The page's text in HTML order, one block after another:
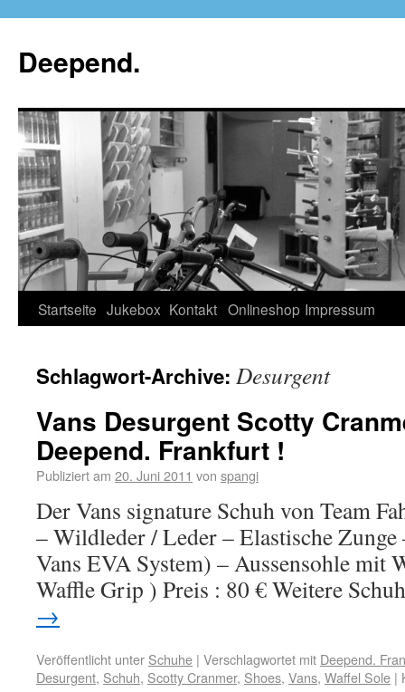
Deepend.
Startseite Jukebox Kontakt Onlineshop Impressum
Schlagwort-Archive: Desurgent
Vans Desurgent Scotty
Deepend. Frankfurt !
Publiziert am 20. Juni 2011 von spangi
Der Vans signature Schuh von Team
– Wildleder / Leder – Elastische
Vans EVA System) – Aussensohle mit
Waffle Grip ) Preis : 80 € Weitere
→
Veröffentlicht unter Schuhe | Verschlagwortet mit Deepend.
Desurgent, Schuh, Scotty Cranmer, Shoes, Vans, Waffel Sole |